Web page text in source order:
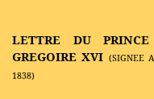
LETTRE
DU
GREGOIRE XVI (SIGNEE
1838)